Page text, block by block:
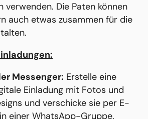
verwenden. Die Paten können
auch etwas zusammen für die
Messenger: Erstelle eine
Einladung mit Fotos und
und verschicke sie per E-
einer WhatsApp-Gruppe.